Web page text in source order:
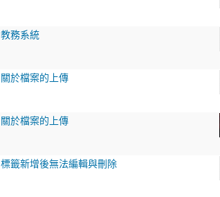
教務系統
關於檔案的上傳
關於檔案的上傳
標籤新增後無法編輯與刪除